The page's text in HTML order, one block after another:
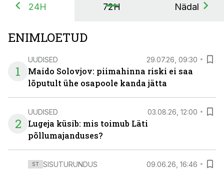
24H 72H Nädal
ENIMLOETUD
1
UUDISED 29.07.26, 09:30
Maido Solovjov: piimahinna riski ei saa
lõputult ühe osapoole kanda jätta
2
UUDISED 03.08.26, 12:00
Lugeja küsib: mis toimub Läti
põllumajanduses?
ST SISUTURUNDUS 09.06.26, 16:46